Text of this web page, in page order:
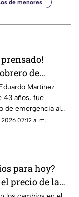
de menores
prensado!
de
tras
en Ciudad
Martínez
43 años, fue
de emergencia al
del IMSS tras
07:12 a. m.
para hoy?
el precio de la